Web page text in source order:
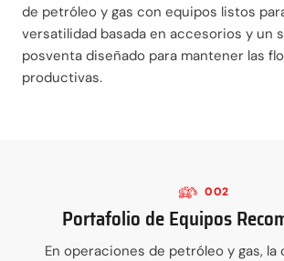
de petróleo y gas con equipos listos
versatilidad basada en accesorios y un
posventa diseñado para mantener las
productivas.
002
Portafolio de Equipos
En operaciones de petróleo y gas, la